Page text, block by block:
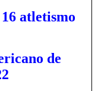
atletismo
de